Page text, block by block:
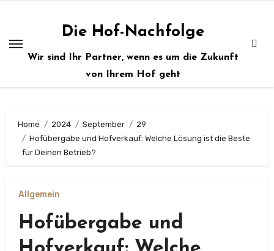
springen
Die Hof-Nachfolge
Wir sind Ihr Partner, wenn es um die Zukunft
von Ihrem Hof geht
Home 2024 September
29
Hofübergabe und Hofverkauf: Welche Lösung ist die Beste
für Deinen Betrieb?
Allgemein
Hofübergabe und